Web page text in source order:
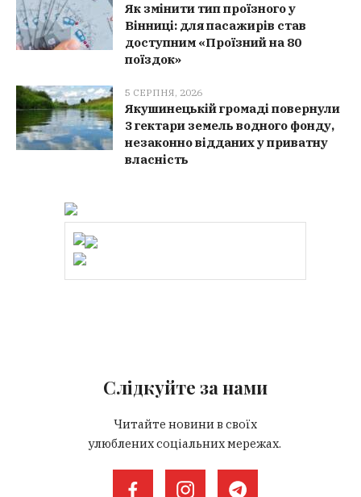
Як змінити тип проїзного у
Вінниці: для пасажирів став
доступним «Проїзний на 80
поїздок»
5 СЕРПНЯ, 2026
Якушинецькій громаді повернули
3 гектари земель водного фонду,
незаконно відданих у приватну
власність
Слідкуйте за нами
Читайте новини в своїх
улюблених соціальних мережах.